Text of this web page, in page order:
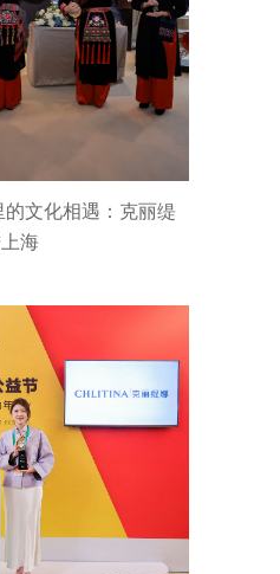
的文化相遇：克丽缇
海